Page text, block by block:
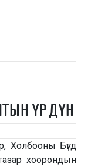
ҮР ДҮН
Бүгд
хоорондын